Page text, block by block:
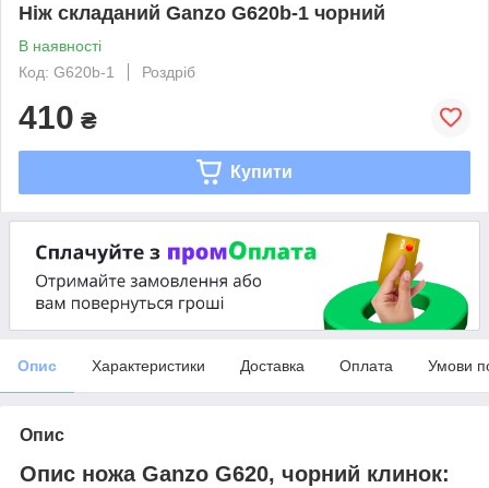
Ніж складаний Ganzo G620b-1 чорний
В наявності
Код: G620b-1
Роздріб
410 ₴
Купити
Опис Характеристики Доставка Оплата Умови
Опис
Опис ножа Ganzo G620, чорний клинок: